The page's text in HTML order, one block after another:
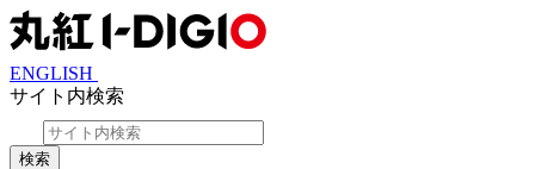
ENGLISH
サイト内検索
検索